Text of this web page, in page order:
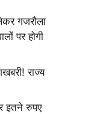
गजरौला
पर होगी
राज्य
इतने रुपए